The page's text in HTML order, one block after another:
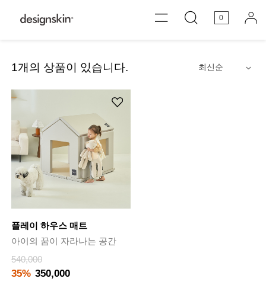
0
1개의 상품이 있습니다.
플레이 하우스 매트
아이의 꿈이 자라나는 공간
540,000
35% 350,000